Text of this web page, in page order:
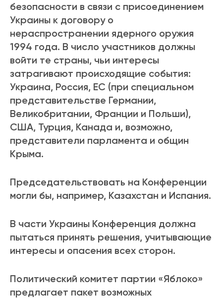
безопасности в связи с присоединением
Украины к договору о
нераспространении ядерного оружия
1994 года. В число участников должны
войти те страны, чьи интересы
затрагивают происходящие события:
Украина, Россия, ЕС (при специальном
представительстве Германии,
Великобритании, Франции и Польши),
США, Турция, Канада и, возможно,
представители парламента и общин
Крыма.
Председательствовать на Конференции
могли бы, например, Казахстан и Испания.
В части Украины Конференция должна
пытаться принять решения, учитывающие
интересы и опасения всех сторон.
Политический комитет партии «Яблоко»
предлагает пакет возможных